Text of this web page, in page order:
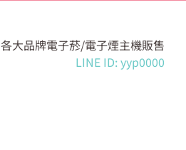
各大品牌電子菸/電子煙主機販售
LINE ID: yyp0000